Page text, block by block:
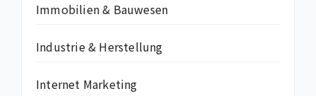
Immobilien & Bauwesen
Industrie & Herstellung
Internet Marketing